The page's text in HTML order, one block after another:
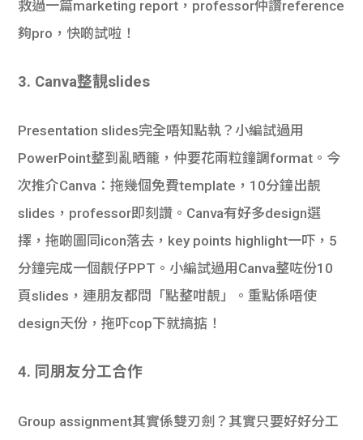
救過一篇marketing report，professor仲讚reference
夠pro，快啲試啦！
3. Canva整靚slides
Presentation slides完全唔知點執？小編試過用
PowerPoint整到亂晒籠，仲要花兩粒鐘調format。今
次推介Canva：拖幾個免費template，10分鐘出靚
slides，professor即刻讚。Canva有好多design選
擇，拖啲圖同icon落去，key points highlight一吓，5
分鐘完成一個靚仔PPT。小編試過用Canva整咗份10
頁slides，連朋友都問「點整咁靚」。重點係唔使
design天份，拖吓cop下就搞掂！
4. 同朋友分工合作
Group assignment其實係雙刃劍？其實只要好好分工